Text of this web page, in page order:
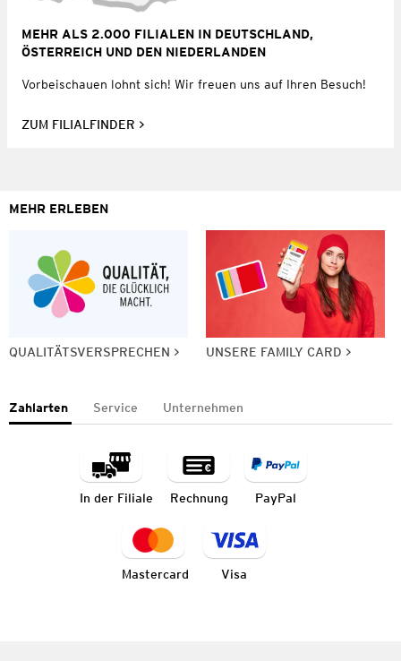
MEHR ALS 2.000 FILIALEN IN DEUTSCHLAND,
ÖSTERREICH UND DEN NIEDERLANDEN
Vorbeischauen lohnt sich! Wir freuen uns auf Ihren Besuch!
ZUM FILIALFINDER
MEHR ERLEBEN
QUALITÄTSVERSPRECHEN UNSERE FAMILY CARD
Zahlarten Service Unternehmen
In der Filiale Rechnung PayPal
Mastercard Visa